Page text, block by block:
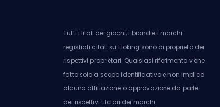
Tutti i titoli dei giochi, i brand e i marchi
registrati citati su Eloking sono di proprietà dei
rispettivi proprietari. Qualsiasi riferimento viene
fatto solo a scopo identificativo e non implica
alcuna affiliazione o approvazione da parte
dei rispettivi titolari dei marchi.